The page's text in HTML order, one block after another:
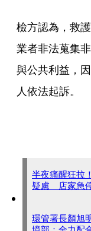
檢方認為，救
業者非法蒐集
與公共利益，
人依法起訴。
半夜痛醒狂拉
疑慮 店家急
環管署長顏旭